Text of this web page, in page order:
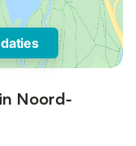
Noord-